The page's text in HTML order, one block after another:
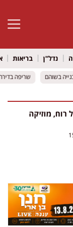
פתח
נדל"ן בריאות
בשוהם שריפה בשוהם שריפה
רוח, מוזיקה